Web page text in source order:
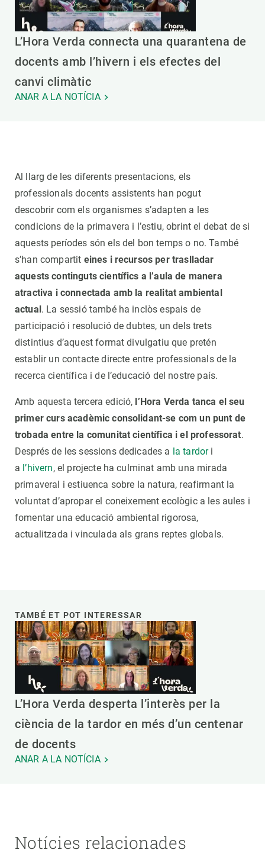
L’Hora Verda connecta una quarantena de
docents amb l’hivern i els efectes del
canvi climàtic
ANAR A LA NOTÍCIA
Al llarg de les diferents presentacions, els
professionals docents assistents han pogut
descobrir com els organismes s’adapten a les
condicions de la primavera i l’estiu, obrint el debat de si
aquests períodes són els del bon temps o no. També
s’han compartit eines i recursos per traslladar
aquests continguts científics a l’aula de manera
atractiva i connectada amb la realitat ambiental
actual . La sessió també ha inclòs espais de
participació i resolució de dubtes, un dels trets
distintius d’aquest format divulgatiu que pretén
establir un contacte directe entre professionals de la
recerca científica i de l’educació del nostre país.
Amb aquesta tercera edició, l’Hora Verda tanca el seu
primer curs acadèmic consolidant-se com un punt de
trobada entre la comunitat científica i el professorat.
Després de les sessions dedicades a la tardori
a l’hivern, el projecte ha culminat amb una mirada
primaveral i estiuenca sobre la natura, reafirmant la
voluntat d’apropar el coneixement ecològic a les aules i
fomentar una educació ambiental rigorosa,
actualitzada i vinculada als grans reptes globals.
TAMBÉ ET POT INTERESSAR
L’Hora Verda desperta l’interès per la
ciència de la tardor en més d’un centenar
de docents
ANAR A LA NOTÍCIA
Notícies relacionades